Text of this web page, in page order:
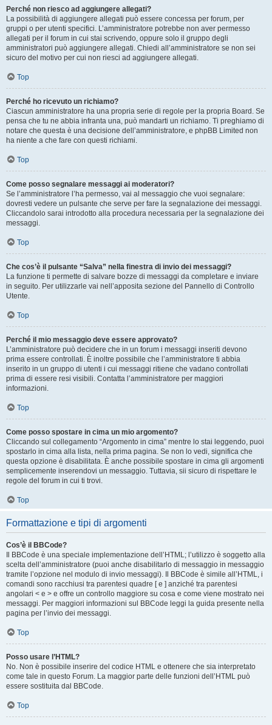
Perché non riesco ad aggiungere allegati?
La possibilità di aggiungere allegati può essere concessa per forum, per
gruppi o per utenti specifici. L’amministratore potrebbe non aver permesso
allegati per il forum in cui stai scrivendo, oppure solo il gruppo degli
amministratori può aggiungere allegati. Chiedi all’amministratore se non sei
sicuro del motivo per cui non riesci ad aggiungere allegati.
Top
Perché ho ricevuto un richiamo?
Ciascun amministratore ha una propria serie di regole per la propria Board. Se
pensa che tu ne abbia infranta una, può mandarti un richiamo. Ti preghiamo di
notare che questa è una decisione dell’amministratore, e phpBB Limited non
ha niente a che fare con questi richiami.
Top
Come posso segnalare messaggi ai moderatori?
Se l’amministratore l’ha permesso, vai al messaggio che vuoi segnalare:
dovresti vedere un pulsante che serve per fare la segnalazione dei messaggi.
Cliccandolo sarai introdotto alla procedura necessaria per la segnalazione dei
messaggi.
Top
Che cos’è il pulsante “Salva” nella finestra di invio dei messaggi?
La funzione ti permette di salvare bozze di messaggi da completare e inviare
in seguito. Per utilizzarle vai nell’apposita sezione del Pannello di Controllo
Utente.
Top
Perché il mio messaggio deve essere approvato?
L’amministratore può decidere che in un forum i messaggi inseriti devono
prima essere controllati. È inoltre possibile che l’amministratore ti abbia
inserito in un gruppo di utenti i cui messaggi ritiene che vadano controllati
prima di essere resi visibili. Contatta l’amministratore per maggiori
informazioni.
Top
Come posso spostare in cima un mio argomento?
Cliccando sul collegamento “Argomento in cima” mentre lo stai leggendo, puoi
spostarlo in cima alla lista, nella prima pagina. Se non lo vedi, significa che
questa opzione è disabilitata. È anche possibile spostare in cima gli argomenti
semplicemente inserendovi un messaggio. Tuttavia, sii sicuro di rispettare le
regole del forum in cui ti trovi.
Top
Formattazione e tipi di argomenti
Cos’è il BBCode?
Il BBCode è una speciale implementazione dell’HTML; l’utilizzo è soggetto alla
scelta dell’amministratore (puoi anche disabilitarlo di messaggio in messaggio
tramite l’opzione nel modulo di invio messaggi). Il BBCode è simile all’HTML, i
comandi sono racchiusi tra parentesi quadre [ e ] anziché tra parentesi
angolari < e > e offre un controllo maggiore su cosa e come viene mostrato nei
messaggi. Per maggiori informazioni sul BBCode leggi la guida presente nella
pagina per l’invio dei messaggi.
Top
Posso usare l’HTML?
No. Non è possibile inserire del codice HTML e ottenere che sia interpretato
come tale in questo Forum. La maggior parte delle funzioni dell’HTML può
essere sostituita dal BBCode.
Top